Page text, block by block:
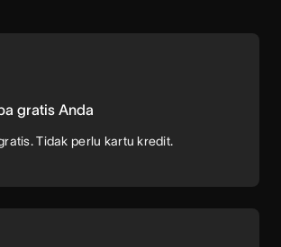
gratis Anda
Tidak perlu kartu kredit.